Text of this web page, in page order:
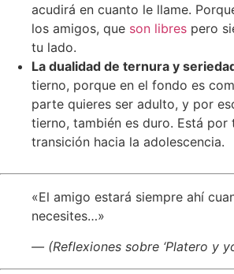
acudirá en cuanto le llame.
los amigos, que son libres pero
tu lado.
La dualidad de ternura y
tierno, porque en el fondo es
parte quieres ser adulto, y por
tierno, también es duro. Está por
transición hacia la adolescencia.
«El amigo estará siempre ahí
necesites…»
— (Reflexiones sobre ‘Platero y